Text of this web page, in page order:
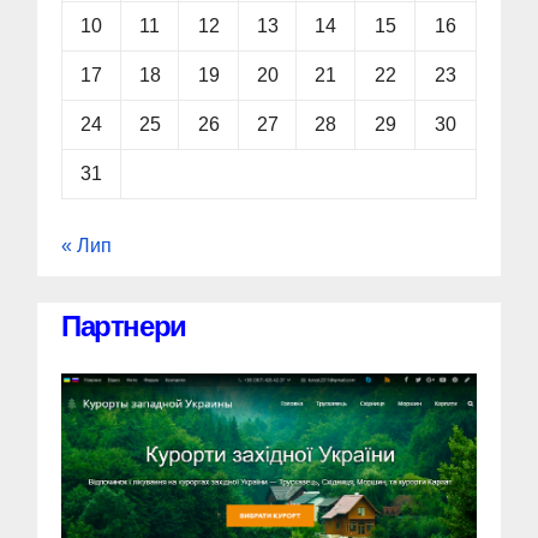
10 11 12 13 14 15 16
17 18 19 20 21 22 23
24 25 26 27 28 29 30
31
« Лип
Партнери